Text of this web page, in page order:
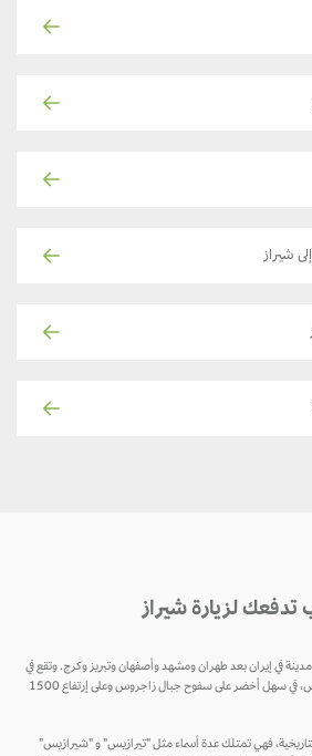
لزيارة شيراز
في إيران بعد طهران ومشهد وأصفهان وتبريز وكرج. وتقع في
جنوب إيران وشمال غرب محافظة فارس، في سهل أخضر على سفوح جبال زاجروس وعلى إرتفاع 1500
فهي تمتلك عدة أسماء مثل "تيرازيس" و "شيرازيس"